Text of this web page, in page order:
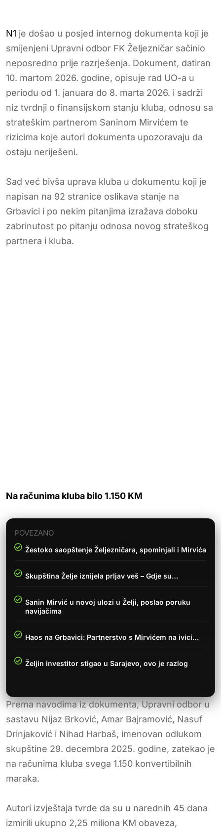
N1 je došao u posjed internog dokumenta koji je
smijenjeni Upravni odbor FK Željezničar sačinio
neposredno prije razrješenja. Dokument, datiran
10. martom 2026. godine, opisuje rad UO-a u
periodu od 1. januara do 8. marta 2026. i sadrži
niz tvrdnji o finansijskom stanju kluba, odnosu sa
strateškim partnerom Saninom Mirvićem te
rizicima koje autori dokumenta upozoravaju da
ostaju neriješeni.
Sad već bivša uprava kluba u dokumentu koji je
napisan na 92 stranice oslikava stanje na
Grbavici i po nekim pitanjima izražava doboku
zabrinutost po pitanju odnosa novog strateškog
partnera i kluba.
Na računima kluba bilo 1.150 KM
POVEZANO
Žestoko saopštenje Željezničara, spominjali i Mirvića
Skupština Želje iznijela prljav veš – Gdje su…
Sanin Mirvić u novoj ulozi u Želji, poslao poruku
navijačima
Haos na Grbavici: Partnerstvo s Mirvićem na ivici…
Željin investitor stigao u Sarajevo, ovo je razlog
Prema navodima iz dokumenta, Upravni odbor u
sastavu Nijaz Brković, Amar Bajramović, Nasuf
Drinjaković i Nihad Harbaš, imenovan odlukom
skupštine 29. decembra 2025. godine, zatekao je
na računima kluba svega 1.150 konvertibilnih
maraka.
Autori izvještaja tvrde da su u narednih 45 dana
izmirili ukupno 2,25 miliona KM obaveza,